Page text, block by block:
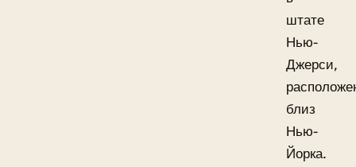
штате
Нью-
Джерси,
близ
Нью-
Йорка.